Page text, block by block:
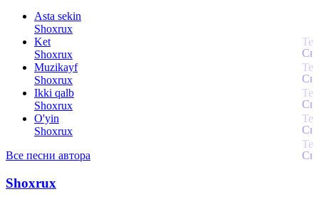
Asta sekin
Shoxrux
Ket
Shoxrux
Muzikayf
Shoxrux
Ikki qalb
Shoxrux
O'yin
Shoxrux
Все песни автора
Shoxrux